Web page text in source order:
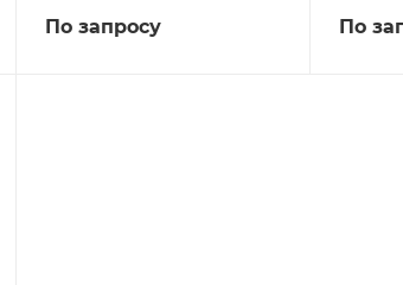
По запросу По